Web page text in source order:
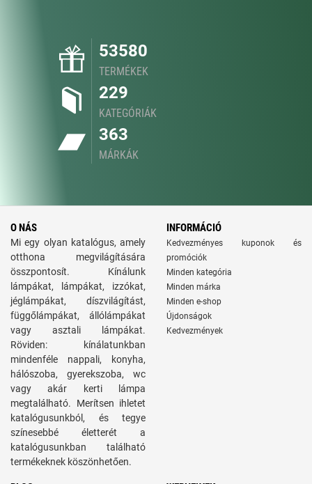
53580
TERMÉKEK
229
KATEGÓRIÁK
363
MÁRKÁK
O NÁS
Mi egy olyan katalógus, amely
otthona megvilágítására
összpontosít. Kínálunk
lámpákat, lámpákat, izzókat,
jéglámpákat, díszvilágítást,
függőlámpákat, állólámpákat
vagy asztali lámpákat.
Röviden: kínálatunkban
mindenféle nappali, konyha,
hálószoba, gyerekszoba, wc
vagy akár kerti lámpa
megtalálható. Merítsen ihletet
katalógusunkból, és tegye
színesebbé életterét a
katalógusunkban található
termékeknek köszönhetően.
INFORMÁCIÓ
Kedvezményes kuponok és
promóciók
Minden kategória
Minden márka
Minden e-shop
Újdonságok
Kedvezmények